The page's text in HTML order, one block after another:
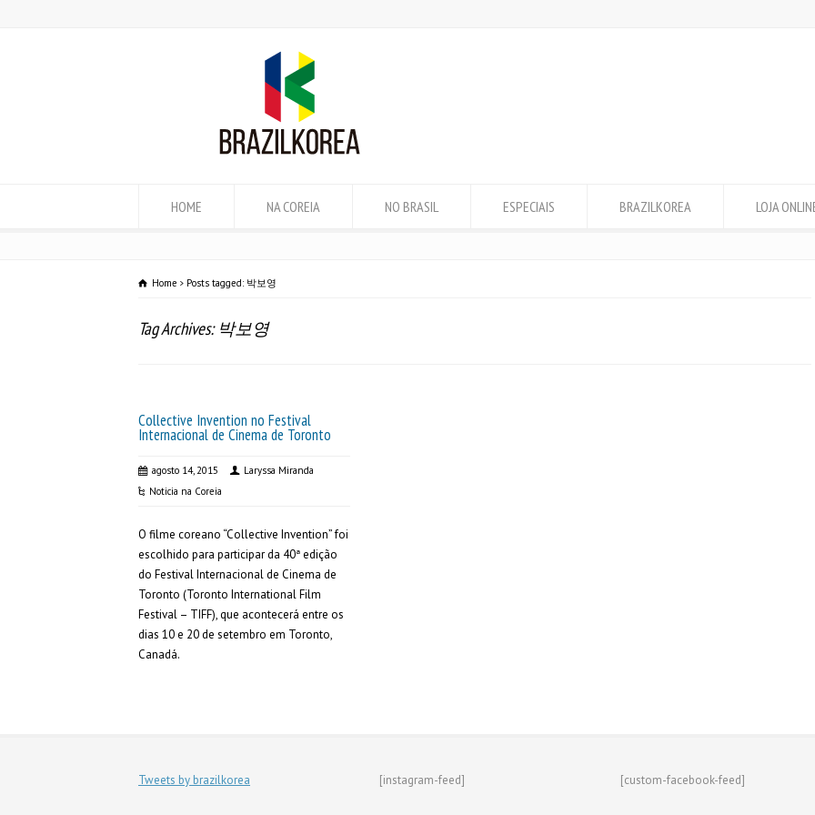
HOME NA COREIA NO BRASIL ESPECIAIS BRAZILKOREA LOJA
Home Posts tagged: 박보영
Tag Archives: 박보영
Collective Invention no Festival
Internacional de Cinema de Toronto
agosto 14, 2015
Laryssa Miranda
Noticia na Coreia
O filme coreano “Collective Invention” foi
escolhido para participar da 40ª edição
do Festival Internacional de Cinema de
Toronto (Toronto International Film
Festival – TIFF), que acontecerá entre os
dias 10 e 20 de setembro em Toronto,
Canadá.
Tweets by brazilkorea [instagram-feed] [custom-facebook-feed]